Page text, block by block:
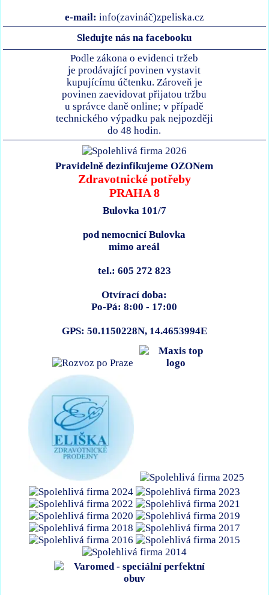
e-mail: info(zavináč)zpeliska.cz
Sledujte nás na facebooku
Podle zákona o evidenci tržeb
je prodávající povinen vystavit
kupujícímu účtenku. Zároveň je
povinen zaevidovat přijatou tržbu
u správce daně online; v případě
technického výpadku pak nejpozději
do 48 hodin.
Pravidelně dezinfikujeme OZONem
Zdravotnické potřeby
PRAHA 8
Bulovka 101/7
pod nemocnicí Bulovka
mimo areál
tel.: 605 272 823
Otvírací doba:
Po-Pá: 8:00 - 17:00
GPS: 50.1150228N, 14.4653994E